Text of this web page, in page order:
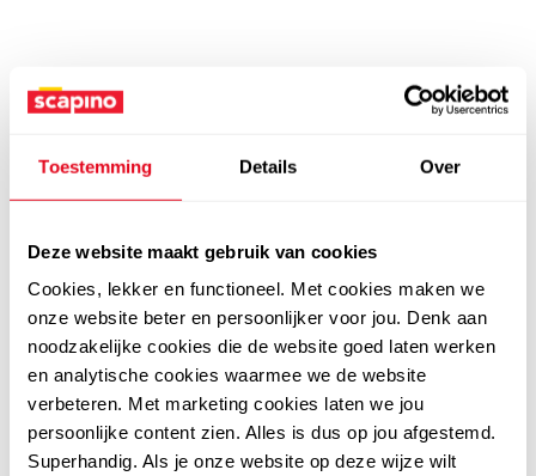
Toestemming Details Over
Deze website maakt gebruik van cookies
Cookies, lekker en functioneel. Met cookies maken we
onze website beter en persoonlijker voor jou. Denk aan
noodzakelijke cookies die de website goed laten werken
en analytische cookies waarmee we de website
verbeteren. Met marketing cookies laten we jou
persoonlijke content zien. Alles is dus op jou afgestemd.
Superhandig. Als je onze website op deze wijze wilt